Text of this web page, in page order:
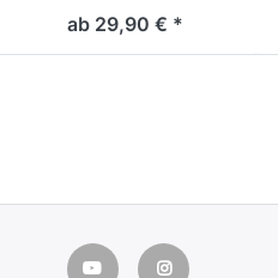
ab 29,90 € *